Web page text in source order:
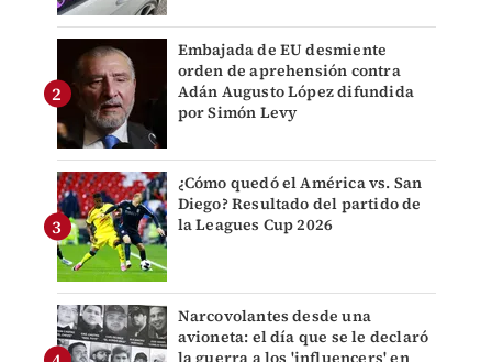
Embajada de EU desmiente
orden de aprehensión contra
Adán Augusto López difundida
por Simón Levy
¿Cómo quedó el América vs. San
Diego? Resultado del partido de
la Leagues Cup 2026
Narcovolantes desde una
avioneta: el día que se le declaró